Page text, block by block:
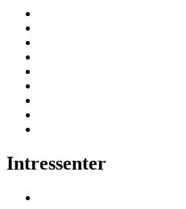
Intressenter